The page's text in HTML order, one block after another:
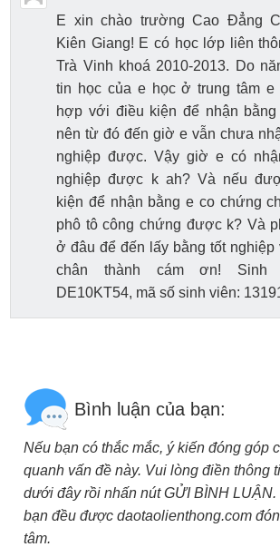
E xin chào trường Cao Đẳng
Kiên Giang! E có học lớp liên
Trà Vinh khoá 2010-2013. Do
tin học của e học ở trung tâm e
hợp với điều kiện để nhận bằng
nên từ đó đến giờ e vẫn chưa
nghiệp được. Vậy giờ e có
nghiệp được k ah? Và nếu
kiện để nhận bằng e co chứng
phô tô công chứng được k? Và
ở đâu để đến lấy bằng tốt nghiệp
chân thành cám ơn! Sinh
DE10KT54, mã số sinh viên:
Bình luận của bạn:
Nếu bạn có thắc mắc, ý kiến đóng góp
quanh vấn đề này. Vui lòng điền thông
dưới đây rồi nhấn nút GỬI BÌNH LUẬN.
bạn đều được daotaolienthong.com
tâm.